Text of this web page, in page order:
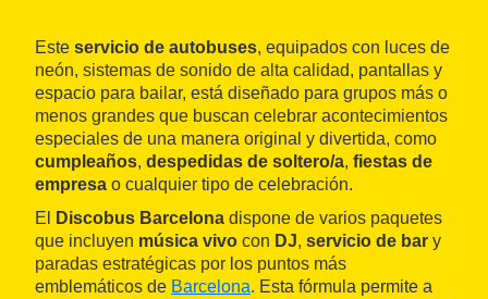
Este servicio de autobuses, equipados con luces de
neón, sistemas de sonido de alta calidad, pantallas y
espacio para bailar, está diseñado para grupos más o
menos grandes que buscan celebrar acontecimientos
especiales de una manera original y divertida, como
cumpleaños, despedidas de soltero/a, fiestas de
empresa o cualquier tipo de celebración.
El
Discobus Barcelona dispone de varios paquetes
que incluyen música vivo con DJ, servicio de bar y
paradas estratégicas por los puntos más
emblemáticos de Barcelona. Esta fórmula permite a